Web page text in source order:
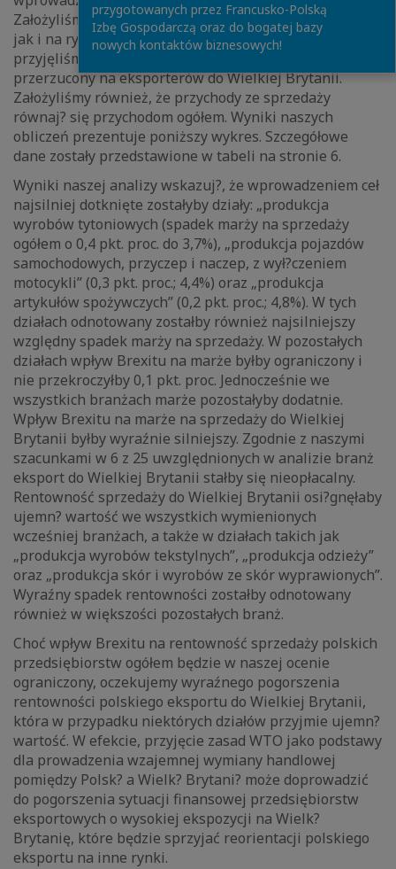
Założyliśmy, że marża na sprzedaży na rynku krajowym
jak i na rynku brytyjskim jest taka sama. Jednocześnie
przyjęliśmy, że cały koszt wprowadzenia ceł zostanie
przerzucony na eksporterów do Wielkiej Brytanii.
Założyliśmy również, że przychody ze sprzedaży
równaj? się przychodom ogółem. Wyniki naszych
obliczeń prezentuje poniższy wykres. Szczegółowe
dane zostały przedstawione w tabeli na stronie 6.
Wyniki naszej analizy wskazuj?, że wprowadzeniem ceł
najsilniej dotknięte zostałyby działy: „produkcja
wyrobów tytoniowych (spadek marży na sprzedaży
ogółem o 0,4 pkt. proc. do 3,7%), „produkcja pojazdów
samochodowych, przyczep i naczep, z wył?czeniem
motocykli” (0,3 pkt. proc.; 4,4%) oraz „produkcja
artykułów spożywczych” (0,2 pkt. proc.; 4,8%). W tych
działach odnotowany zostałby również najsilniejszy
względny spadek marży na sprzedaży. W pozostałych
działach wpływ Brexitu na marże byłby ograniczony i
nie przekroczyłby 0,1 pkt. proc. Jednocześnie we
wszystkich branżach marże pozostałyby dodatnie.
Wpływ Brexitu na marże na sprzedaży do Wielkiej
Brytanii byłby wyraźnie silniejszy. Zgodnie z naszymi
szacunkami w 6 z 25 uwzględnionych w analizie branż
eksport do Wielkiej Brytanii stałby się nieopłacalny.
Rentowność sprzedaży do Wielkiej Brytanii osi?gnęłaby
ujemn? wartość we wszystkich wymienionych
wcześniej branżach, a także w działach takich jak
„produkcja wyrobów tekstylnych”, „produkcja odzieży”
oraz „produkcja skór i wyrobów ze skór wyprawionych”.
Wyraźny spadek rentowności zostałby odnotowany
również w większości pozostałych branż.
Choć wpływ Brexitu na rentowność sprzedaży polskich
przedsiębiorstw ogółem będzie w naszej ocenie
ograniczony, oczekujemy wyraźnego pogorszenia
rentowności polskiego eksportu do Wielkiej Brytanii,
która w przypadku niektórych działów przyjmie ujemn?
wartość. W efekcie, przyjęcie zasad WTO jako podstawy
dla prowadzenia wzajemnej wymiany handlowej
pomiędzy Polsk? a Wielk? Brytani? może doprowadzić
do pogorszenia sytuacji finansowej przedsiębiorstw
eksportowych o wysokiej ekspozycji na Wielk?
Brytanię, które będzie sprzyjać reorientacji polskiego
eksportu na inne rynki.
przygotowanych przez Francusko-Polską
Izbę Gospodarczą oraz do bogatej bazy
nowych kontaktów biznesowych!